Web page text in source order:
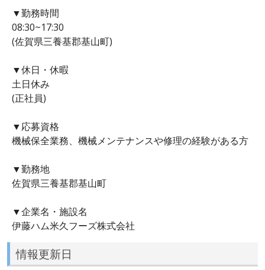
▼勤務時間
08:30~17:30
(佐賀県三養基郡基山町)
▼休日・休暇
土日休み
(正社員)
▼応募資格
機械保全業務、機械メンテナンスや修理の経験がある方
▼勤務地
佐賀県三養基郡基山町
▼企業名・施設名
伊藤ハム米久フーズ株式会社
情報更新日